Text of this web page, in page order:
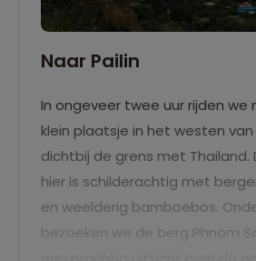
Naar Pailin
In ongeveer twee uur rijden we
klein plaatsje in het westen
dichtbij de grens met Thailand.
hier is schilderachtig met
en weelderig bamboebos.
bezoeken we de berg Phnom